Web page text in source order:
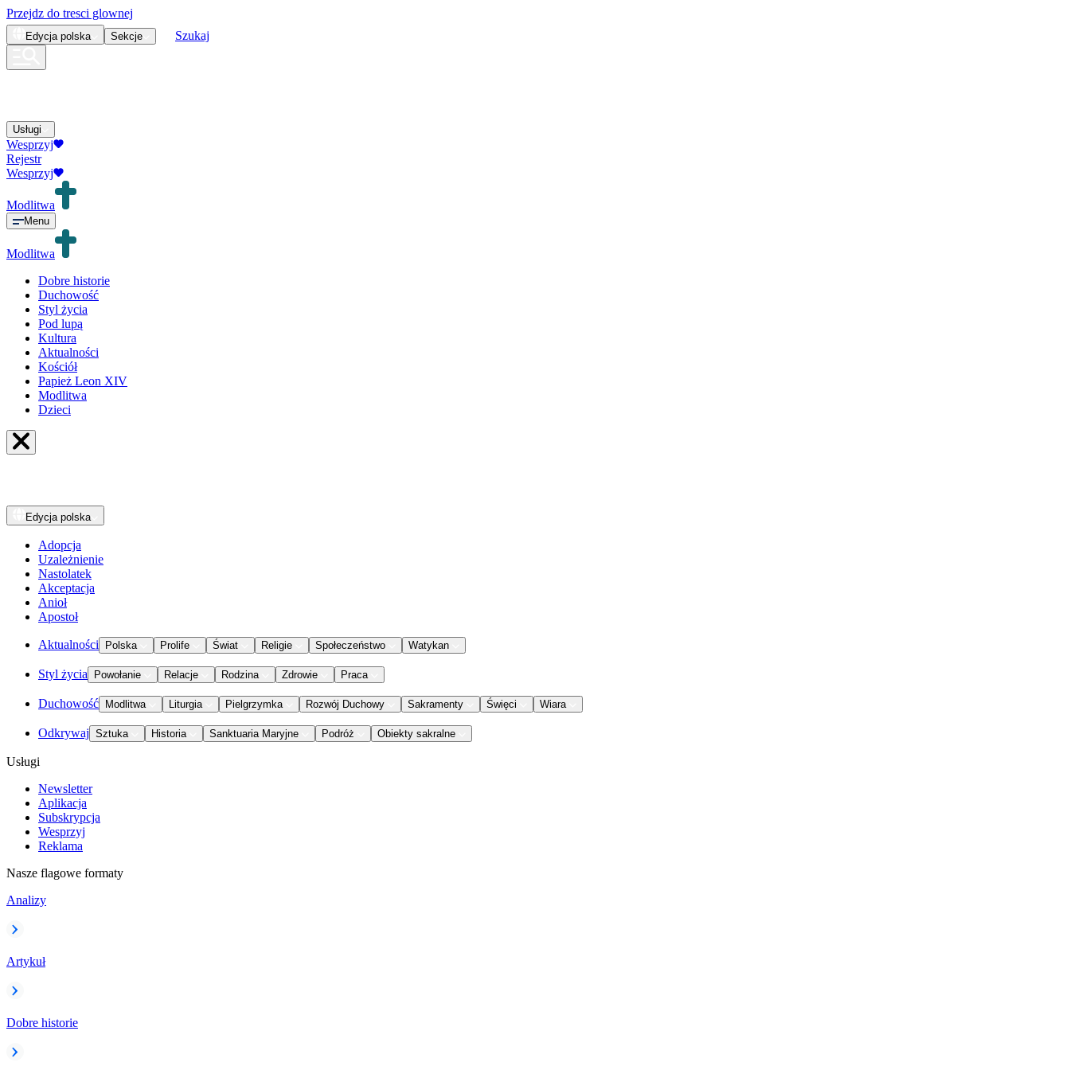
Przejdz do tresci glownej
Edycja polska Sekcje Szukaj
Usługi
Wesprzyj
Rejestr
Wesprzyj
Modlitwa
Menu
Modlitwa
Dobre historie
Duchowość
Styl życia
Pod lupą
Kultura
Aktualności
Kościół
Papież Leon XIV
Modlitwa
Dzieci
Edycja polska
Adopcja
Uzależnienie
Nastolatek
Akceptacja
Anioł
Apostoł
Aktualności Polska Prolife Świat Religie Społeczeństwo Watykan
Styl życia Powołanie Relacje Rodzina Zdrowie Praca
Duchowość Modlitwa Liturgia Pielgrzymka Rozwój Duchowy Sakramenty Święci Wiara
Odkrywaj Sztuka Historia Sanktuaria Maryjne Podróż Obiekty sakralne
Usługi
Newsletter
Aplikacja
Subskrypcja
Wesprzyj
Reklama
Nasze flagowe formaty
Analizy
Artykuł
Dobre historie